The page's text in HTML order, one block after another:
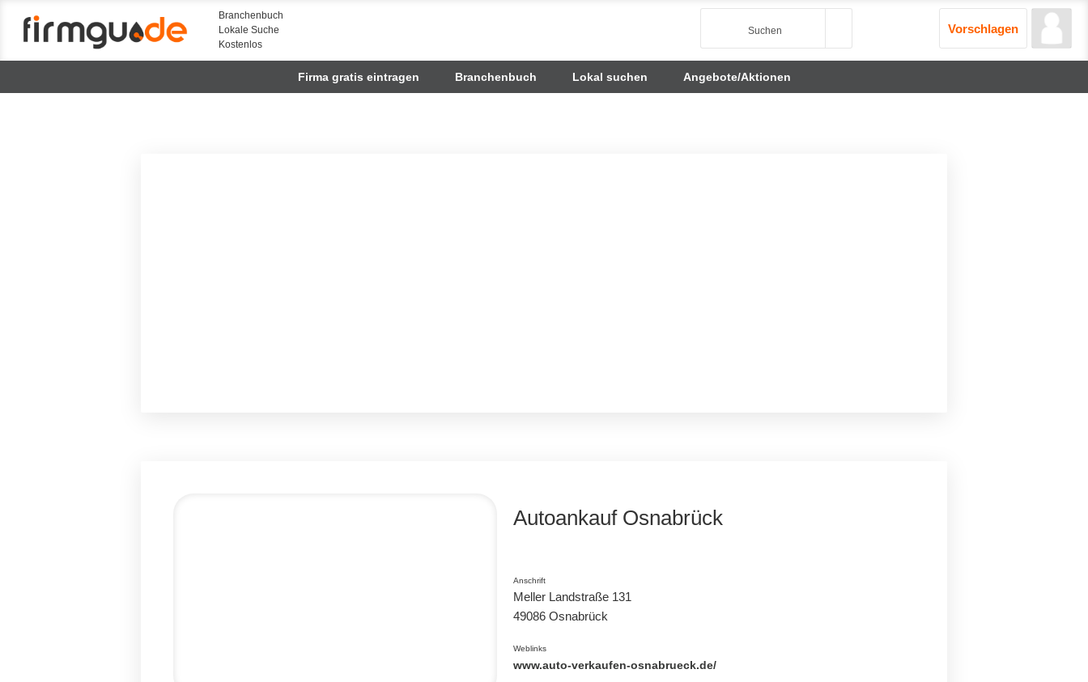
Branchenbuch
Lokale Suche
Kostenlos
Vorschlagen
Firma gratis eintragen Branchenbuch Lokal suchen Angebote/Aktionen
Autoankauf Osnabrück
Anschrift
Meller Landstraße 131
49086 Osnabrück
Weblinks
www.auto-verkaufen-osnabrueck.de/